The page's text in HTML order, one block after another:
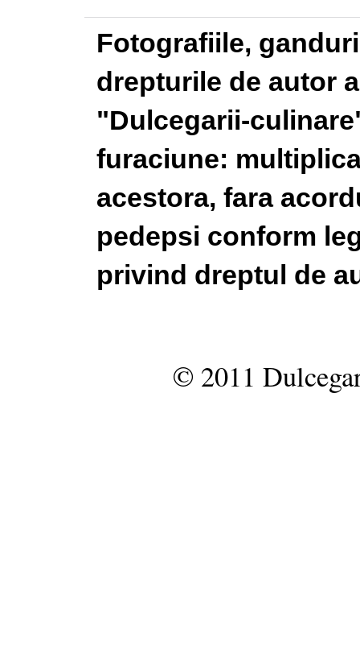
Fotografiile,
drepturile de autor
"Dulcegarii-
furaciune:
acestora, fara
pedepsi conform
privind dreptul de
© 2011